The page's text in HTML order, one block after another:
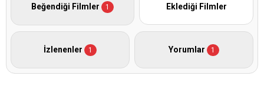
Beğendiği Filmler 1 Eklediği Filmler
İzlenenler 1 Yorumlar 1